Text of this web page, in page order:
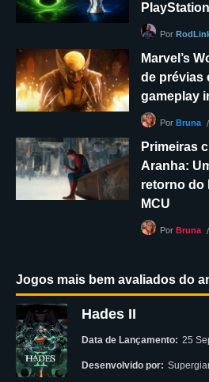
Por
Marvel’s
de prévias
gameplay
Por Bruna
Primeiras
Aranha:
retorno do
MCU
Por Bruna
Jogos mais bem avaliados do
Hades II
Data de Lançamento: 25
Desenvolvido por: